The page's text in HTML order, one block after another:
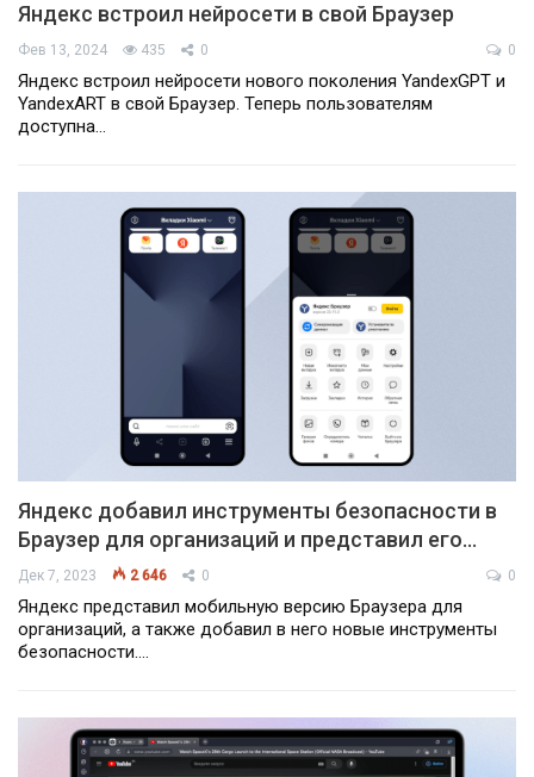
Яндекс встроил нейросети в свой Браузер
Фев 13, 2024 435 0 0
Яндекс встроил нейросети нового поколения YandexGPT и
YandexART в свой Браузер. Теперь пользователям
доступна…
Яндекс добавил инструменты безопасности в
Браузер для организаций и представил его…
Дек 7, 2023 2 646 0 0
Яндекс представил мобильную версию Браузера для
организаций, а также добавил в него новые инструменты
безопасности.…